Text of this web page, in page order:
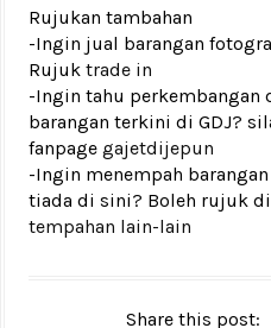
Rujukan tambahan
-Ingin jual barangan
Rujuk trade in
-Ingin tahu perkembangan
barangan terkini di GDJ?
fanpage gajetdijepun
-Ingin menempah barangan
tiada di sini? Boleh rujuk di
tempahan lain-lain
Share this post: